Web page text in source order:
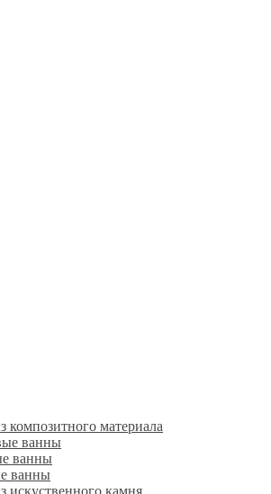
композитного материала
ванны
ванны
ванны
искуственного камня